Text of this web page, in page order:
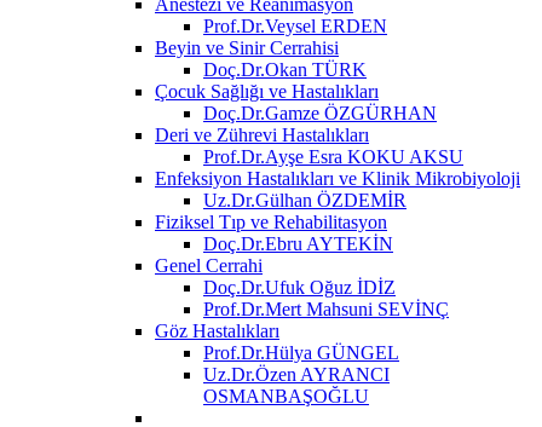
Prof.Dr.Veysel ERDEN
Beyin ve Sinir Cerrahisi
Doç.Dr.Okan TÜRK
Çocuk Sağlığı ve Hastalıkları
Doç.Dr.Gamze ÖZGÜRHAN
Deri ve Zührevi Hastalıkları
Prof.Dr.Ayşe Esra KOKU AKSU
Enfeksiyon Hastalıkları ve Klinik Mikrobiyoloji
Uz.Dr.Gülhan ÖZDEMİR
Fiziksel Tıp ve Rehabilitasyon
Doç.Dr.Ebru AYTEKİN
Genel Cerrahi
Doç.Dr.Ufuk Oğuz İDİZ
Prof.Dr.Mert Mahsuni SEVİNÇ
Göz Hastalıkları
Prof.Dr.Hülya GÜNGEL
Uz.Dr.Özen AYRANCI
OSMANBAŞOĞLU